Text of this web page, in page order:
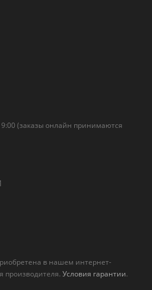
(заказы онлайн принимаются
в нашем интернет-
производителя. Условия гарантии.